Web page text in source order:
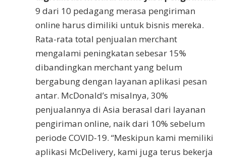
9 dari 10 pedagang merasa pengiriman
online harus dimiliki untuk bisnis mereka.
Rata-rata total penjualan merchant
mengalami peningkatan sebesar 15%
dibandingkan merchant yang belum
bergabung dengan layanan aplikasi pesan
antar. McDonald’s misalnya, 30%
penjualannya di Asia berasal dari layanan
pengiriman online, naik dari 10% sebelum
periode COVID-19. “Meskipun kami memiliki
aplikasi McDelivery, kami juga terus bekerja